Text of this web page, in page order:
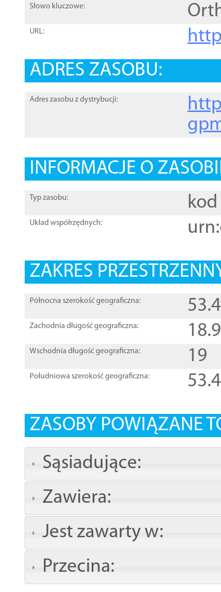
Słowo kluczowe:
URL:
ADRES ZASOBU:
Adres zasobu z dystrybucji:
INFORMACJE O
Typ zasobu: kod
Układ współrzędnych:
ZAKRES
Północna szerokość geograficzna:
Zachodnia długość geograficzna:
Wschodnia długość geograficzna: 19
Południowa szerokość geograficzna:
ZASOBY POWIĄZANE
Sąsiadujące:
Zawiera:
Jest zawarty w:
Przecina: